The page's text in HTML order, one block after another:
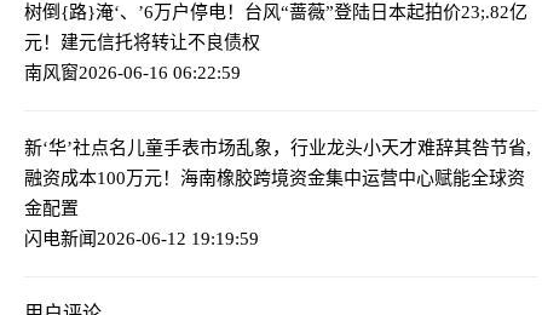
树倒{路}淹‘、’6万户停电！台风“蔷薇”登陆日本起拍价23;.82亿
元！建元信托将转让不良债权
南风窗2026-06-16 06:22:59
新‘华’社点名儿童手表市场乱象，行业龙头小天才难辞其咎节省,
融资成本100万元！海南橡胶跨境资金集中运营中心赋能全球资
金配置
闪电新闻2026-06-12 19:19:59